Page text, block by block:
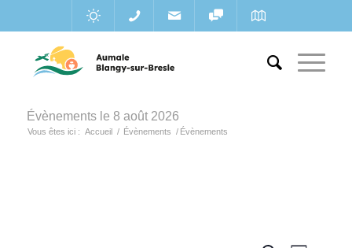
Évènements le 8 août 2026
Vous êtes ici : Accueil / Évènements / Évènements